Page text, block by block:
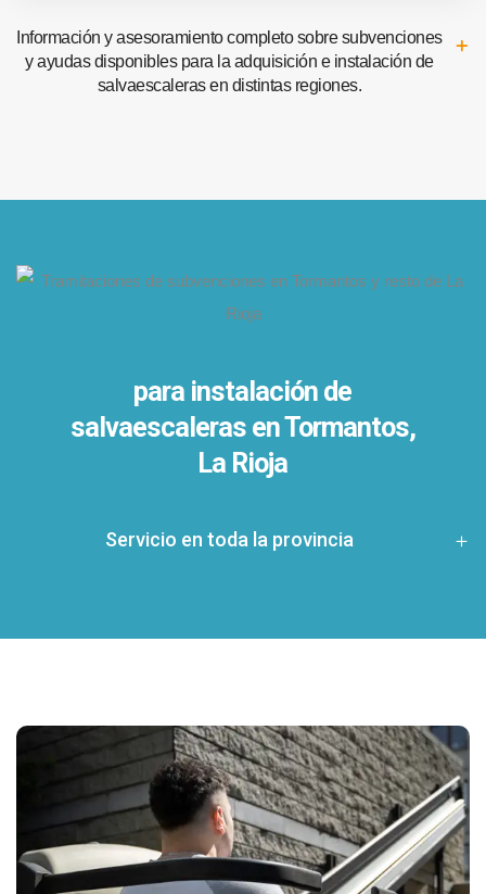
Información y asesoramiento completo sobre subvenciones
y ayudas disponibles para la adquisición e instalación de
salvaescaleras en distintas regiones.
para instalación de
salvaescaleras enTormantos,
La Rioja
Servicio en toda la provincia